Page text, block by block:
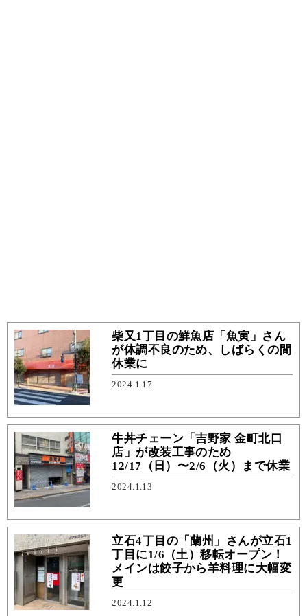
柴又1丁目の鮮魚店「魚寅」さん
が体調不良のため、しばらくの間
休業に
2024.1.17
牛丼チェーン「吉野家 金町北口
店」が改装工事のため
12/17（日）〜2/6（火）まで休業
2024.1.13
立石4丁目の「蘭州」さんが立石1
丁目に1/6（土）移転オープン！
メインは餃子から羊料理に大幅変
更
2024.1.12